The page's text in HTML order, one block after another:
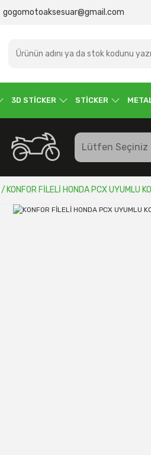
gogomotoaksesuar@gmail.com
3D STİCKER STİCKER
KONFOR FİLELİ HONDA PCX UYUMLU